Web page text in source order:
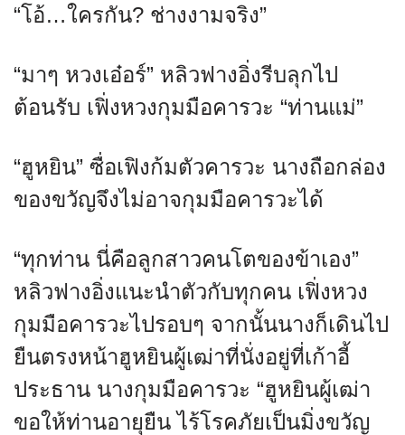
“โอ้…ใครกัน? ช่างงามจริง”
“มาๆ หวงเอ๋อร์” หลิวฟางอิ่งรีบลุกไป
ต้อนรับ เฟิ่งหวงกุมมือคารวะ “ท่านแม่”
“ฮูหยิน” ซื่อเฟิงก้มตัวคารวะ นางถือกล่อง
ของขวัญจึงไม่อาจกุมมือคารวะได้
“ทุกท่าน นี่คือลูกสาวคนโตของข้าเอง”
หลิวฟางอิ่งแนะนำตัวกับทุกคน เฟิ่งหวง
กุมมือคารวะไปรอบๆ จากนั้นนางก็เดินไป
ยืนตรงหน้าฮูหยินผู้เฒ่าที่นั่งอยู่ที่เก้าอี้
ประธาน นางกุมมือคารวะ “ฮูหยินผู้เฒ่า
ขอให้ท่านอายุยืน ไร้โรคภัยเป็นมิ่งขวัญ